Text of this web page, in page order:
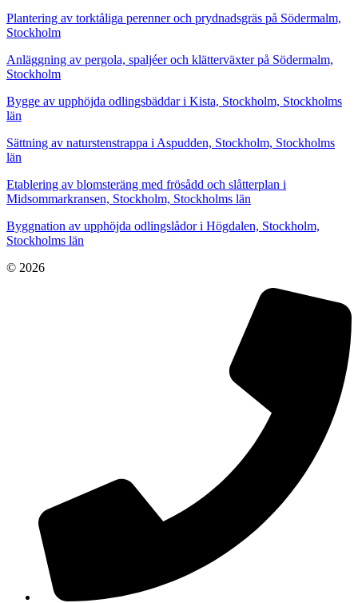
Plantering av torktåliga perenner och prydnadsgräs på Södermalm,
Stockholm
Anläggning av pergola, spaljéer och klätterväxter på Södermalm,
Stockholm
Bygge av upphöjda odlingsbäddar i Kista, Stockholm, Stockholms
län
Sättning av naturstenstrappa i Aspudden, Stockholm, Stockholms
län
Etablering av blomsteräng med frösådd och slåtterplan i
Midsommarkransen, Stockholm, Stockholms län
Byggnation av upphöjda odlingslådor i Högdalen, Stockholm,
Stockholms län
© 2026